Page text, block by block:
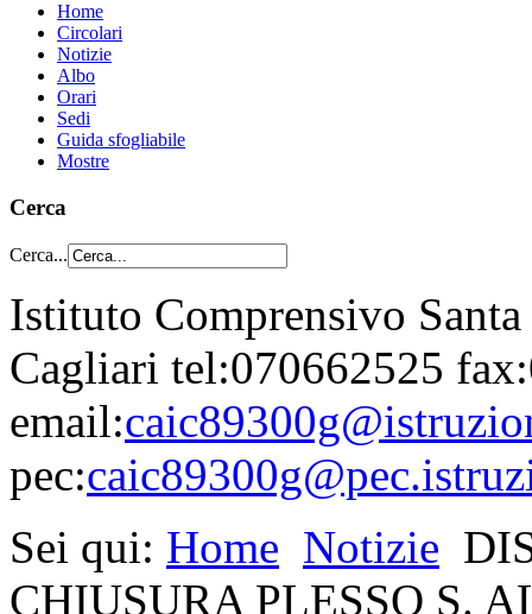
Home
Circolari
Notizie
Albo
Orari
Sedi
Guida sfogliabile
Mostre
Cerca
Cerca...
Istituto Comprensivo
Cagliari tel:070662525
email:
pec:
Sei qui: Home Notizie
CHIUSURA PLESSO S.